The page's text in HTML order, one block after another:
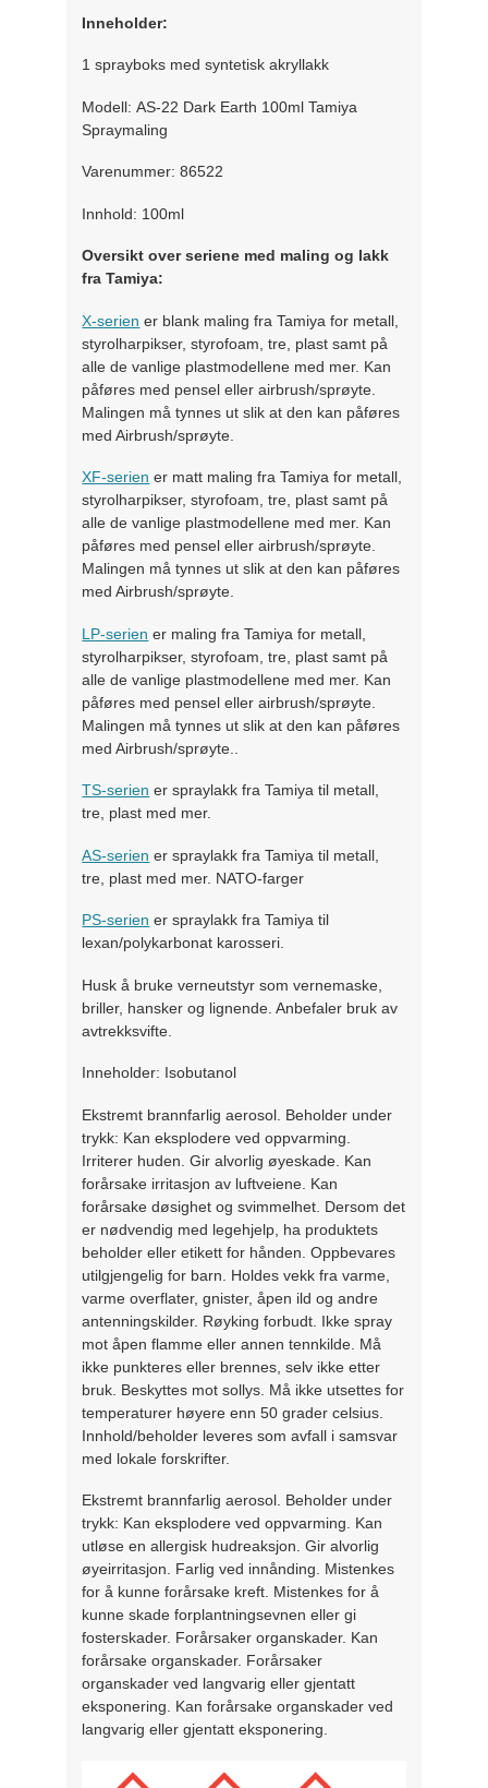
Inneholder:
1 sprayboks med syntetisk akryllakk
Modell: AS-22 Dark Earth 100ml Tamiya
Spraymaling
Varenummer: 86522
Innhold: 100ml
Oversikt over seriene med maling og lakk
fra Tamiya:
X-serien er blank maling fra Tamiya for metall,
styrolharpikser, styrofoam, tre, plast samt på
alle de vanlige plastmodellene med mer. Kan
påføres med pensel eller airbrush/sprøyte.
Malingen må tynnes ut slik at den kan påføres
med Airbrush/sprøyte.
XF-serien er matt maling fra Tamiya for metall,
styrolharpikser, styrofoam, tre, plast samt på
alle de vanlige plastmodellene med mer. Kan
påføres med pensel eller airbrush/sprøyte.
Malingen må tynnes ut slik at den kan påføres
med Airbrush/sprøyte.
LP-serien er maling fra Tamiya for metall,
styrolharpikser, styrofoam, tre, plast samt på
alle de vanlige plastmodellene med mer. Kan
påføres med pensel eller airbrush/sprøyte.
Malingen må tynnes ut slik at den kan påføres
med Airbrush/sprøyte..
TS-serien er spraylakk fra Tamiya til metall,
tre, plast med mer.
AS-serien er spraylakk fra Tamiya til metall,
tre, plast med mer. NATO-farger
PS-serien er spraylakk fra Tamiya til
lexan/polykarbonat karosseri.
Husk å bruke verneutstyr som vernemaske,
briller, hansker og lignende. Anbefaler bruk av
avtrekksvifte.
Inneholder: Isobutanol
Ekstremt brannfarlig aerosol. Beholder under
trykk: Kan eksplodere ved oppvarming.
Irriterer huden. Gir alvorlig øyeskade. Kan
forårsake irritasjon av luftveiene. Kan
forårsake døsighet og svimmelhet. Dersom det
er nødvendig med legehjelp, ha produktets
beholder eller etikett for hånden. Oppbevares
utilgjengelig for barn. Holdes vekk fra varme,
varme overflater, gnister, åpen ild og andre
antenningskilder. Røyking forbudt. Ikke spray
mot åpen flamme eller annen tennkilde. Må
ikke punkteres eller brennes, selv ikke etter
bruk. Beskyttes mot sollys. Må ikke utsettes for
temperaturer høyere enn 50 grader celsius.
Innhold/beholder leveres som avfall i samsvar
med lokale forskrifter.
Ekstremt brannfarlig aerosol. Beholder under
trykk: Kan eksplodere ved oppvarming. Kan
utløse en allergisk hudreaksjon. Gir alvorlig
øyeirritasjon. Farlig ved innånding. Mistenkes
for å kunne forårsake kreft. Mistenkes for å
kunne skade forplantningsevnen eller gi
fosterskader. Forårsaker organskader. Kan
forårsake organskader. Forårsaker
organskader ved langvarig eller gjentatt
eksponering. Kan forårsake organskader ved
langvarig eller gjentatt eksponering.